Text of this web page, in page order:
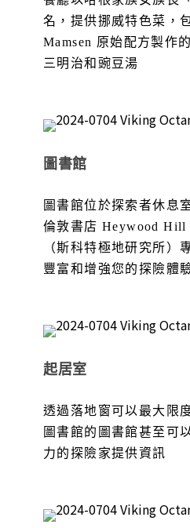
名，提供挪威特色菜，
Mamsen 原始配方製作
三明治和豌豆湯
圖書館
圖書館位於探索者休息
倫敦書店 Heywood Hill
（斯科特極地研究所）
豐富和增強您的探險體
起居室
透過落地窗可以最大限
圖書館的圖書館甚至可
力的探險家提供資訊